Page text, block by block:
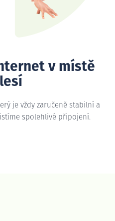
v místě
je vždy zaručeně stabilní a
spolehlivé připojení.